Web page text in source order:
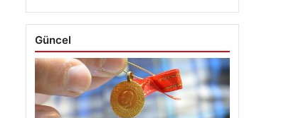
Güncel